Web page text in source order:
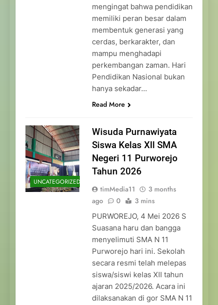
mengingat bahwa pendidikan
memiliki peran besar dalam
membentuk generasi yang
cerdas, berkarakter, dan
mampu menghadapi
perkembangan zaman. Hari
Pendidikan Nasional bukan
hanya sekadar…
Read More
UNCATEGORIZED
Wisuda Purnawiyata
Siswa Kelas XII SMA
Negeri 11 Purworejo
Tahun 2026
timMedia11
3 months
ago
0 3 mins
PURWOREJO, 4 Mei 2026 S
Suasana haru dan bangga
menyelimuti SMA N 11
Purworejo hari ini. Sekolah
secara resmi telah melepas
siswa/siswi kelas XII tahun
ajaran 2025/2026. Acara ini
dilaksanakan di gor SMA N 11